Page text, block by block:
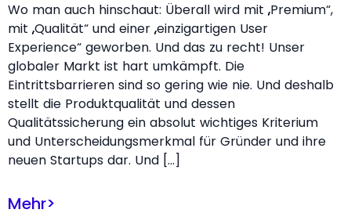
Wo man auch hinschaut: Überall wird mit „Premium“,
mit „Qualität“ und einer „einzigartigen User
Experience“ geworben. Und das zu recht! Unser
globaler Markt ist hart umkämpft. Die
Eintrittsbarrieren sind so gering wie nie. Und deshalb
stellt die Produktqualität und dessen
Qualitätssicherung ein absolut wichtiges Kriterium
und Unterscheidungsmerkmal für Gründer und ihre
neuen Startups dar. Und […]
Mehr>